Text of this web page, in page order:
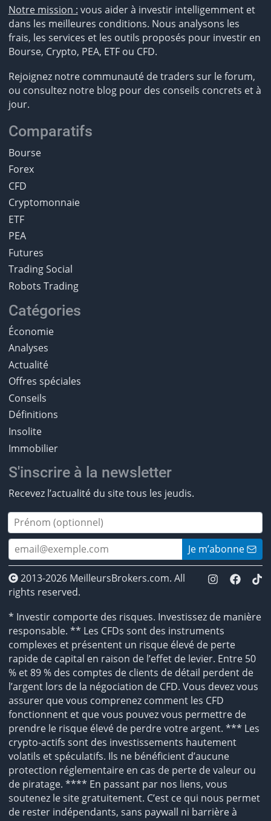
Notre mission : vous aider à investir intelligemment et
dans les meilleures conditions. Nous analysons les
frais, les services et les outils proposés pour investir en
Bourse, Crypto, PEA, ETF ou CFD.
Rejoignez notre communauté de traders sur le forum,
ou consultez notre blog pour des conseils concrets et à
jour.
Comparatifs
Bourse
Forex
CFD
Cryptomonnaie
ETF
PEA
Futures
Trading Social
Robots Trading
Catégories
Économie
Analyses
Actualité
Offres spéciales
Conseils
Définitions
Insolite
Immobilier
S'inscrire à la newsletter
Recevez l’actualité du site tous les jeudis.
Je m’abonne
2013-2026 MeilleursBrokers.com. All
rights reserved.
* Investir comporte des risques. Investissez de manière
responsable. ** Les CFDs sont des instruments
complexes et présentent un risque élevé de perte
rapide de capital en raison de l’effet de levier. Entre 50
% et 89 % des comptes de clients de détail perdent de
l’argent lors de la négociation de CFD. Vous devez vous
assurer que vous comprenez comment les CFD
fonctionnent et que vous pouvez vous permettre de
prendre le risque élevé de perdre votre argent. *** Les
crypto-actifs sont des investissements hautement
volatils et spéculatifs. Ils ne bénéficient d’aucune
protection réglementaire en cas de perte de valeur ou
de piratage. **** En passant par nos liens, vous
soutenez le site gratuitement. C’est ce qui nous permet
de rester indépendants, sans paywall ni barrière à